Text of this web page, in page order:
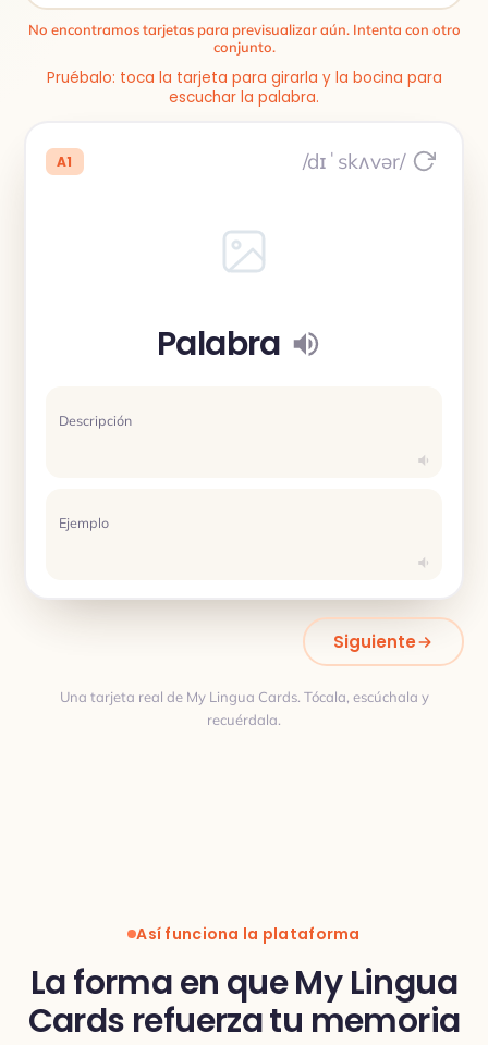
No encontramos tarjetas para previsualizar aún. Intenta con otro
conjunto.
Pruébalo: toca la tarjeta para girarla y la bocina para
escuchar la palabra.
A1 /dɪˈskʌvər/
Palabra
Descripción
Ejemplo
Siguiente
Una tarjeta real de My Lingua Cards. Tócala, escúchala y
recuérdala.
Así funciona la plataforma
La forma en que My Lingua
Cards refuerza tu memoria